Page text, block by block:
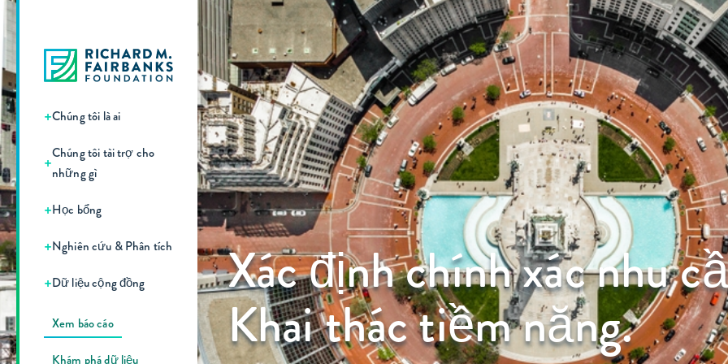
+Chúng tôi là ai
+Chúng tôi tài trợ cho
những gì
+Học bổng
+Nghiên cứu & Phân tích
+Dữ liệu cộng đồng
Xem báo cáo
Khám phá dữ liệu
Xác định chính xác nhu
Khai thác tiềm năng.